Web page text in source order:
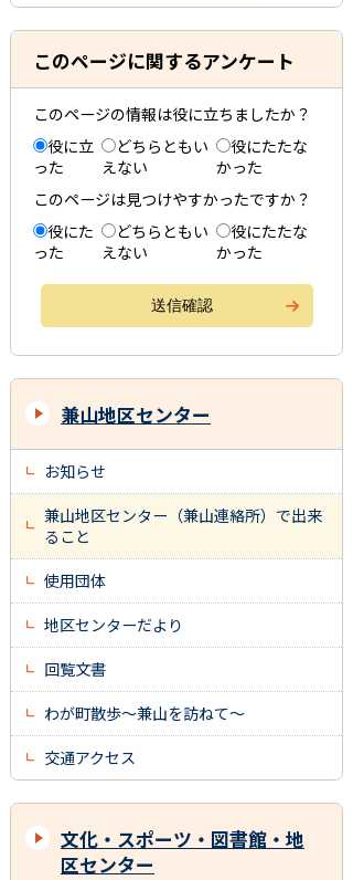
このページに関するアンケート
このページの情報は役に立ちましたか？
役に立
った
どちらともい
えない
役にたたな
かった
このページは見つけやすかったですか？
役にた
った
どちらともい
えない
役にたたな
かった
兼山地区センター
お知らせ
兼山地区センター（兼山連絡所）で出来
ること
使用団体
地区センターだより
回覧文書
わが町散歩～兼山を訪ねて～
交通アクセス
文化・スポーツ・図書館・地
区センター